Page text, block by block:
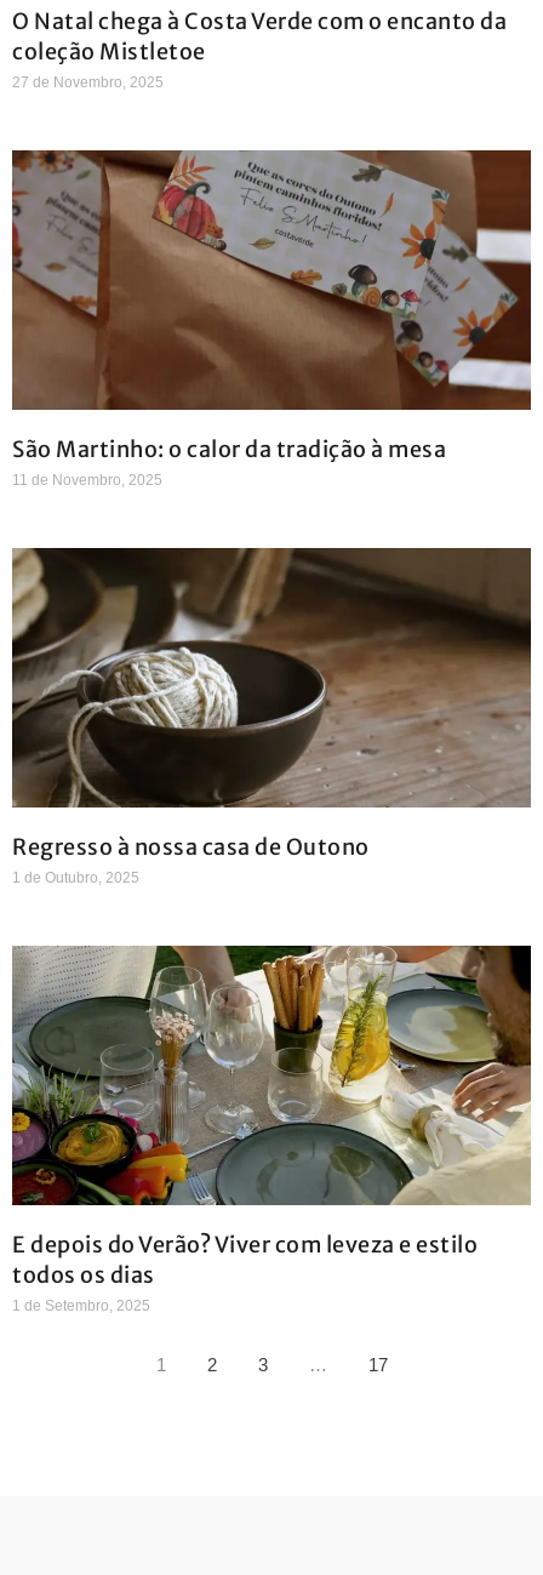
O Natal chega à Costa Verde com o encanto da
coleção Mistletoe
27 de Novembro, 2025
São Martinho: o calor da tradição à mesa
11 de Novembro, 2025
Regresso à nossa casa de Outono
1 de Outubro, 2025
E depois do Verão? Viver com leveza e estilo
todos os dias
1 de Setembro, 2025
1 2 3 … 17